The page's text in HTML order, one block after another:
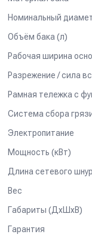
- Тканевый фильтр.
Применение:
преимущественно
идеально подойдет
бригад, для
автосалонов.
офисов, коттеджей,
использования
Объём бака (л)
Система сбора
Электропитание
Мощность (кВт)
Длина сетевого
Вес
Габариты (ДхШхВ)
Гарантия